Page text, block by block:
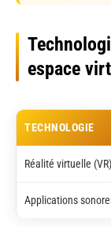
espace
TECHNOLOGIE
Réalité virtuelle (VR)
Applications